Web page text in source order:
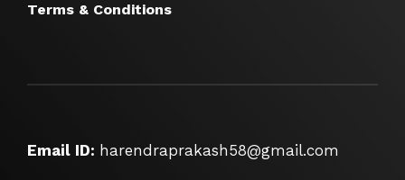
Terms & Conditions
Email ID: harendraprakash58@gmail.com